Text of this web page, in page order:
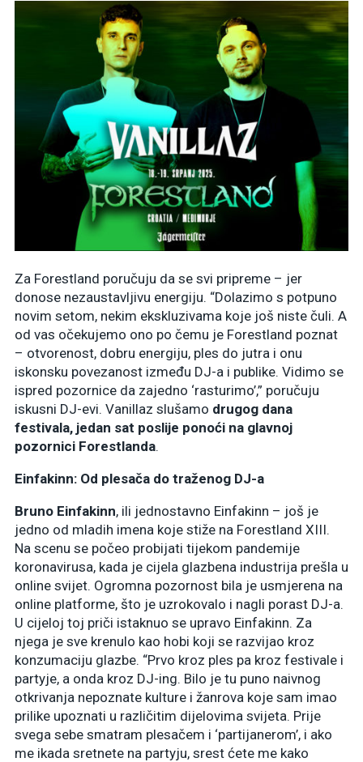
Za Forestland poručuju da se svi pripreme – jer
donose nezaustavljivu energiju. “Dolazimo s potpuno
novim setom, nekim ekskluzivama koje još niste čuli. A
od vas očekujemo ono po čemu je Forestland poznat
– otvorenost, dobru energiju, ples do jutra i onu
iskonsku povezanost između DJ-a i publike. Vidimo se
ispred pozornice da zajedno ‘rasturimo’,” poručuju
iskusni DJ-evi. Vanillaz slušamo drugog dana
festivala, jedan sat poslije ponoći na glavnoj
pozornici Forestlanda.
Einfakinn: Od plesača do traženog DJ-a
Bruno Einfakinn, ili jednostavno Einfakinn – još je
jedno od mladih imena koje stiže na Forestland XIII.
Na scenu se počeo probijati tijekom pandemije
koronavirusa, kada je cijela glazbena industrija prešla u
online svijet. Ogromna pozornost bila je usmjerena na
online platforme, što je uzrokovalo i nagli porast DJ-a.
U cijeloj toj priči istaknuo se upravo Einfakinn. Za
njega je sve krenulo kao hobi koji se razvijao kroz
konzumaciju glazbe. “Prvo kroz ples pa kroz festivale i
partyje, a onda kroz DJ-ing. Bilo je tu puno naivnog
otkrivanja nepoznate kulture i žanrova koje sam imao
prilike upoznati u različitim dijelovima svijeta. Prije
svega sebe smatram plesačem i ‘partijanerom’, i ako
me ikada sretnete na partyju, srest ćete me kako